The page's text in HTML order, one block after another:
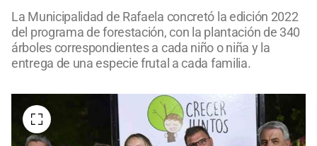
La Municipalidad de Rafaela concretó la edición 2022
del programa de forestación, con la plantación de 340
árboles correspondientes a cada niño o niña y la
entrega de una especie frutal a cada familia.